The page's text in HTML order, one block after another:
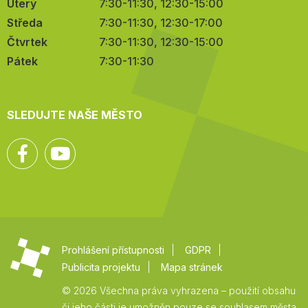
Úterý
7:30-11:30, 12:30-15:00
Středa
7:30-11:30, 12:30-17:00
Čtvrtek
7:30-11:30, 12:30-15:00
Pátek
7:30-11:30
SLEDUJTE NAŠE MĚSTO
Facebook
Prohlášení přístupnosti
GDPR
Publicita projektu
Mapa stránek
© 2026 Všechna práva vyhrazena – použití obsahu